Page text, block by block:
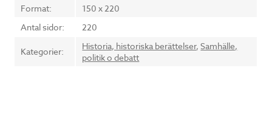
Format:
150 x 220
Antal sidor:
220
Kategorier: Historia, historiska berättelser,Samhälle,
politik o debatt